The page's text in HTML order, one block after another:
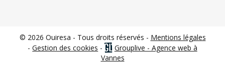
© 2026 Ouiresa - Tous droits réservés - Mentions légales
-Gestion des cookies -
Grouplive - Agence web à
Vannes